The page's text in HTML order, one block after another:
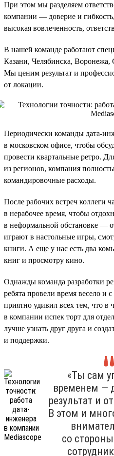
При этом мы разделяем
компании — доверие и
высокая вовлеченность,
В нашей команде работают
Казани, Челябинска, Воронежа,
Мы ценим результат и
от локации.
Периодически команды дата-
в московском офисе, чтобы
провести квартальные ретро.
из регионов, компания
командировочные расходы.
После рабочих встреч коллеги
в нерабочее время, чтобы
в неформальной обстановке —
играют в настольные игры,
книги. А еще у нас есть два
книг и просмотру кино.
Однажды команда разработки
ребята провели время весело и
приятно удивил всех тем, что в
в компании испек торт для
лучше узнать друг друга и
и поддержки.
«Ты сам
временем —
результат и
В этом и
со